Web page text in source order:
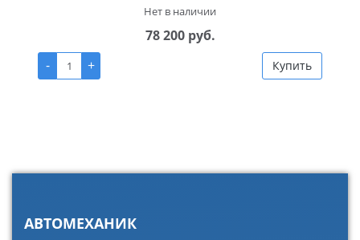
Нет в наличии
78 200 руб.
-
+ Купить
АВТОМЕХАНИК